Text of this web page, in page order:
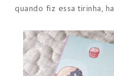
quando fiz essa tirinha,